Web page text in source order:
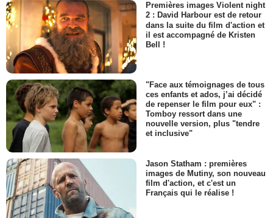
Premières images Violent night
2 : David Harbour est de retour
dans la suite du film d'action et
il est accompagné de Kristen
Bell !
"Face aux témoignages de tous
ces enfants et ados, j’ai décidé
de repenser le film pour eux" :
Tomboy ressort dans une
nouvelle version, plus "tendre
et inclusive"
Jason Statham : premières
images de Mutiny, son nouveau
film d'action, et c'est un
Français qui le réalise !